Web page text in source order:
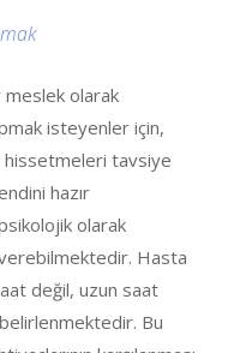
meslek olarak
isteyenler için,
hissetmeleri tavsiye
hazır
olarak
verebilmektedir. Hasta
değil, uzun saat
Bu